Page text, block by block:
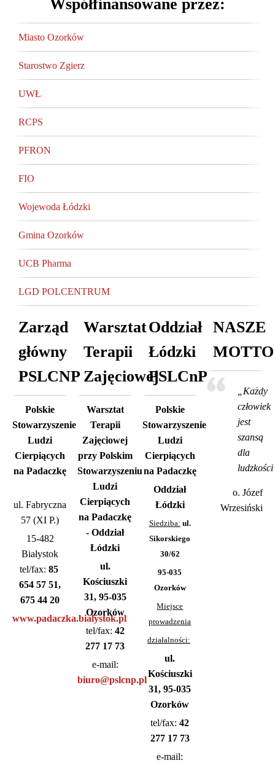
Współfinansowane przez:
Miasto Ozorków
Starostwo Zgierz
UWŁ
RCPS
PFRON
FIO
Wojewoda Łódzki
Gmina Ozorków
UCB Pharma
LGD POLCENTRUM
Zarząd
główny
PSLCNP
Polskie
Stowarzyszenie
Ludzi
Cierpiących
na Padaczkę
ul. Fabryczna
57 (XI P.)
15-482
Białystok
tel/fax: 85
654 57 51,
675 44 20
www.padaczka.bialystok.pl
Warsztat
Terapii
Zajęciowej
Warsztat
Terapii
Zajęciowej
przy Polskim
Stowarzyszeniu
Ludzi
Cierpiących
na Padaczkę
- Oddział
Łódzki
ul.
Kościuszki
31, 95-035
Ozorków
tel/fax: 42
277 17 73
e-mail:
biuro@pslcnp.pl
Oddział
Łódzki
PSLCnP
Polskie
Stowarzyszenie
Ludzi
Cierpiących
na Padaczkę
Oddział
Łódzki
Siedziba: ul.
Sikorskiego
30/62
95-035
Ozorków
Miejsce
prowadzenia
działalności:
ul.
Kościuszki
31, 95-035
Ozorków
tel/fax: 42
277 17 73
e-mail:
NASZE
„Każdy
człowiek
jest
szansą
dla
o. Józef
Wrzesiński